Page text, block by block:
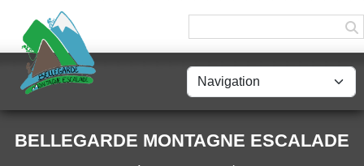
BELLEGARDE MONTAGNE ESCALADE
Panneau de gestion des cookies